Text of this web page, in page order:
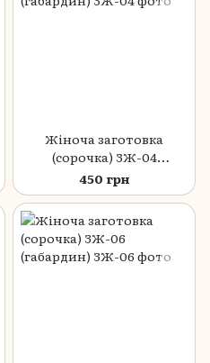
Жіноча заготовка
(сорочка) ЗЖ-04
(габардин)
450 грн